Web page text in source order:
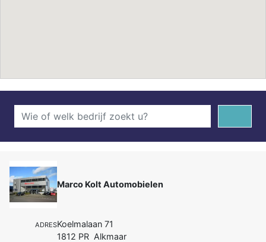
Marco Kolt Automobielen
ADRESKoelmalaan 71
1812 PR Alkmaar